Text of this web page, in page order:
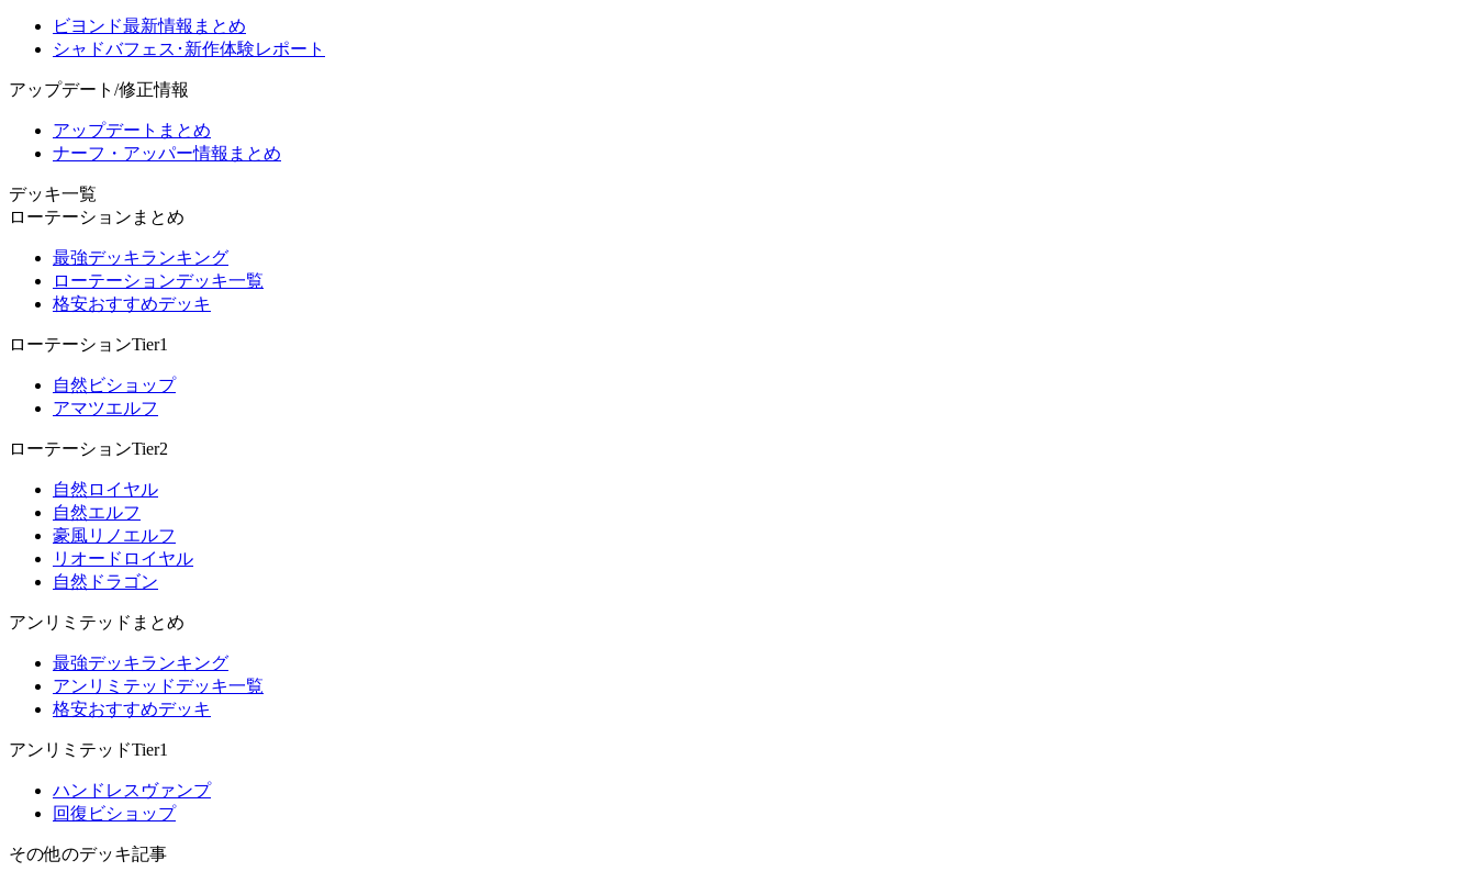
ビヨンド最新情報まとめ
シャドバフェス･新作体験レポート
アップデート/修正情報
アップデートまとめ
ナーフ・アッパー情報まとめ
デッキ一覧
ローテーションまとめ
最強デッキランキング
ローテーションデッキ一覧
格安おすすめデッキ
ローテーションTier1
自然ビショップ
アマツエルフ
ローテーションTier2
自然ロイヤル
自然エルフ
豪風リノエルフ
リオードロイヤル
自然ドラゴン
アンリミテッドまとめ
最強デッキランキング
アンリミテッドデッキ一覧
格安おすすめデッキ
アンリミテッドTier1
ハンドレスヴァンプ
回復ビショップ
その他のデッキ記事